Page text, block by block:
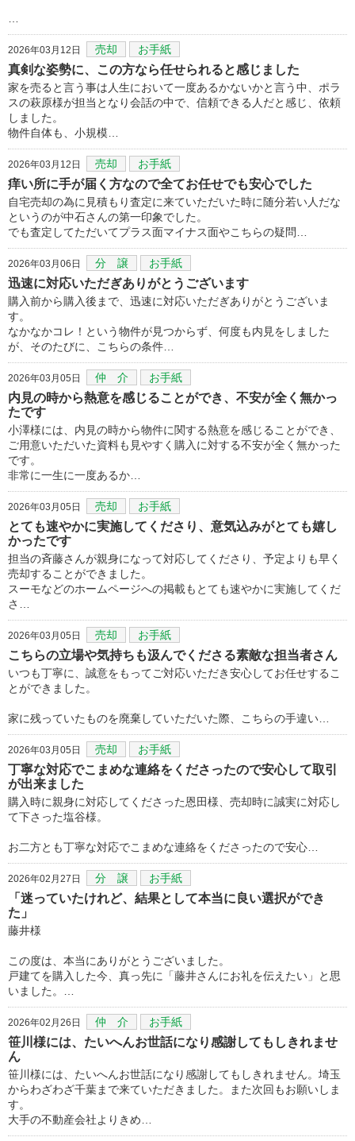
2026年03月12日 売却 お手紙
真剣な姿勢に、この方なら任せられると感じました
家を売ると言う事は人生において一度あるかないかと言う中、ポラ
スの萩原様が担当となり会話の中で、信頼できる人だと感じ、依頼
しました。
物件自体も、小規模…
2026年03月12日 売却 お手紙
痒い所に手が届く方なので全てお任せでも安心でした
自宅売却の為に見積もり査定に来ていただいた時に随分若い人だな
というのが中石さんの第一印象でした。
でも査定してただいてプラス面マイナス面やこちらの疑問…
2026年03月06日 分 譲 お手紙
迅速に対応いただぎありがとうございます
購入前から購入後まで、迅速に対応いただぎありがとうございま
す。
なかなかコレ！という物件が見つからず、何度も内見をしました
が、そのたびに、こちらの条件…
2026年03月05日 仲 介 お手紙
内見の時から熱意を感じることができ、不安が全く無かっ
たです
小澤様には、内見の時から物件に関する熱意を感じることができ、
ご用意いただいた資料も見やすく購入に対する不安が全く無かった
です。
非常に一生に一度あるか…
2026年03月05日 売却 お手紙
とても速やかに実施してくださり、意気込みがとても嬉し
かったです
担当の斉藤さんが親身になって対応してくださり、予定よりも早く
売却することができました。
スーモなどのホームページへの掲載もとても速やかに実施してくだ
さ…
2026年03月05日 売却 お手紙
こちらの立場や気持ちも汲んでくださる素敵な担当者さん
いつも丁寧に、誠意をもってご対応いただき安心してお任せするこ
とができました。
家に残っていたものを廃棄していただいた際、こちらの手違い…
2026年03月05日 売却 お手紙
丁寧な対応でこまめな連絡をくださったので安心して取引
が出来ました
購入時に親身に対応してくださった恩田様、売却時に誠実に対応し
て下さった塩谷様。
お二方とも丁寧な対応でこまめな連絡をくださったので安心…
2026年02月27日 分 譲 お手紙
「迷っていたけれど、結果として本当に良い選択ができ
た」
藤井様
この度は、本当にありがとうございました。
戸建てを購入した今、真っ先に「藤井さんにお礼を伝えたい」と思
いました。…
2026年02月26日 仲 介 お手紙
笹川様には、たいへんお世話になり感謝してもしきれませ
ん
笹川様には、たいへんお世話になり感謝してもしきれません。埼玉
からわざわざ千葉まで来ていただきました。また次回もお願いしま
す。
大手の不動産会社よりきめ…